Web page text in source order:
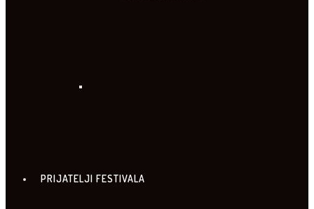
PRIJATELJI FESTIVALA